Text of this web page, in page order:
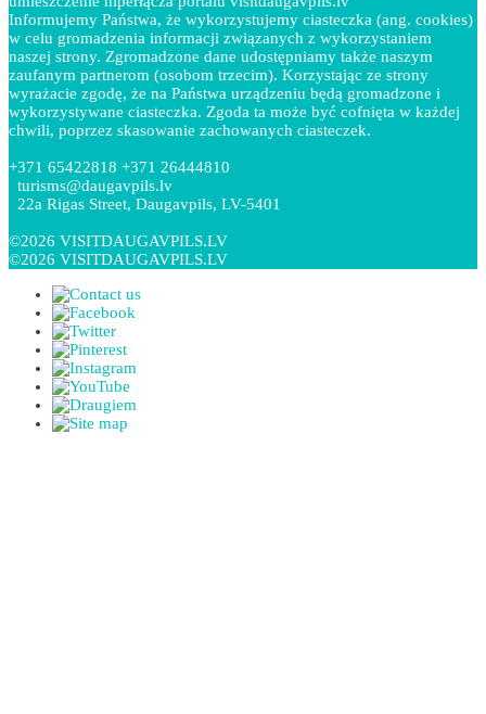
Informujemy Państwa, że wykorzystujemy ciasteczka (ang. cookies)
w celu gromadzenia informacji związanych z wykorzystaniem
naszej strony. Zgromadzone dane udostępniamy także naszym
zaufanym partnerom (osobom trzecim). Korzystając ze strony
wyrażacie zgodę, że na Państwa urządzeniu będą gromadzone i
wykorzystywane ciasteczka. Zgoda ta może być cofnięta w każdej
chwili, poprzez skasowanie zachowanych ciasteczek.
+371 65422818 +371 26444810
turisms@daugavpils.lv
22a Rigas Street, Daugavpils, LV-5401
©2026 VISITDAUGAVPILS.LV
©2026 VISITDAUGAVPILS.LV